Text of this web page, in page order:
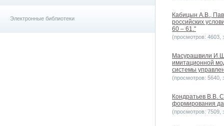
Электронные библиотеки
Кабицын А.В.,
российских
60 – 61."
(просмотров: 4603,
Масурашвили
имитационной
системы
(просмотров: 5640,
Кондратьев В.В.
формирования
(просмотров: 7509,